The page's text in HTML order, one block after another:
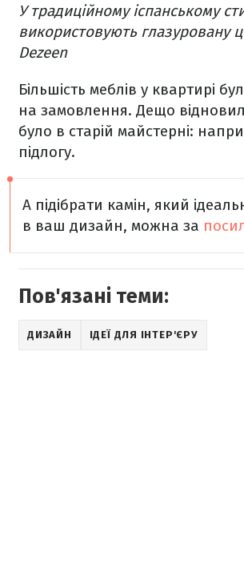
У традиційному іспанському
використовують глазуровану
Dezeen
Більшість меблів у квартирі
на замовлення. Дещо
було в старій майстерні:
підлогу.
А підібрати камін, який
в ваш дизайн, можна за
Пов'язані теми:
ДИЗАЙН ІДЕЇ ДЛЯ ІНТЕР'ЄРУ